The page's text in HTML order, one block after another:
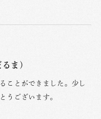
るま)
ことができました。少し
うございます。